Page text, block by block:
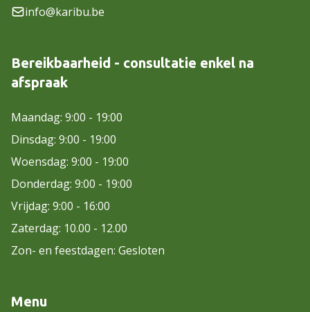
info@karibu.be
Bereikbaarheid - consultatie enkel na
afspraak
Maandag: 9:00 - 19:00
Dinsdag: 9:00 - 19:00
Woensdag: 9:00 - 19:00
Donderdag: 9:00 - 19:00
Vrijdag: 9:00 - 16:00
Zaterdag: 10.00 - 12.00
Zon- en feestdagen: Gesloten
Menu